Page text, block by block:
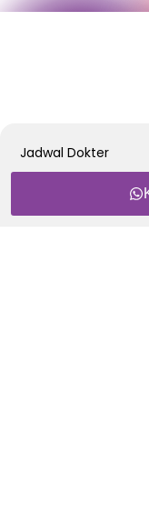
Jadwal Dokter